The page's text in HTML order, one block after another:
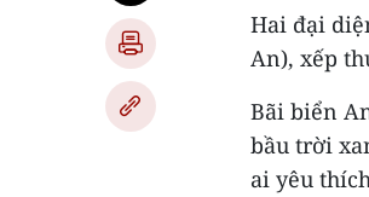
Hai đại
An), xếp
Bãi biển
bầu trời
ai yêu